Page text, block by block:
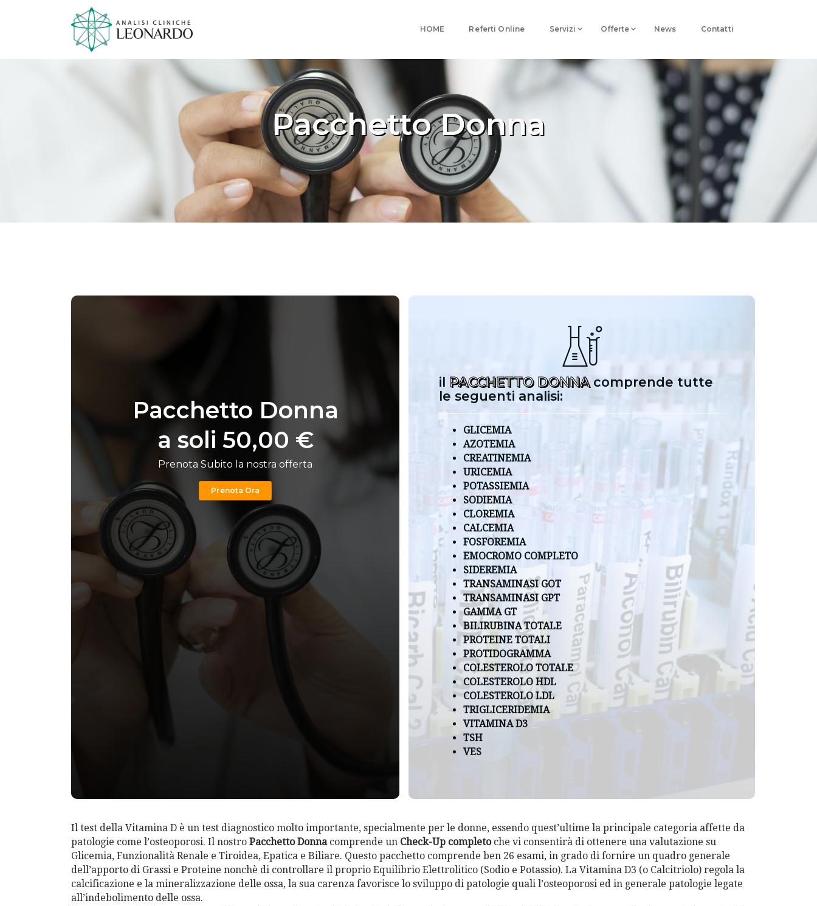
HOME Referti Online Servizi Offerte News Contatti
Pacchetto Donna
Pacchetto Donna
a soli 50,00 €
Prenota Subito la nostra offerta
Prenota Ora
il PACCHETTO DONNAcomprende tutte
le seguenti analisi:
GLICEMIA
AZOTEMIA
CREATINEMIA
URICEMIA
POTASSIEMIA
SODIEMIA
CLOREMIA
CALCEMIA
FOSFOREMIA
EMOCROMO COMPLETO
SIDEREMIA
TRANSAMINASI GOT
TRANSAMINASI GPT
GAMMA GT
BILIRUBINA TOTALE
PROTEINE TOTALI
PROTIDOGRAMMA
COLESTEROLO TOTALE
COLESTEROLO HDL
COLESTEROLO LDL
TRIGLICERIDEMIA
VITAMINA D3
TSH
VES
Il test della Vitamina D è un test diagnostico molto importante, specialmente per le donne, essendo quest’ultime la principale categoria affette da
patologie come l’osteoporosi. Il nostro Pacchetto Donnacomprende un Check-Up completoche vi consentirà di ottenere una valutazione su
Glicemia, Funzionalità Renale e Tiroidea, Epatica e Biliare. Questo pacchetto comprende ben 26 esami, in grado di fornire un quadro generale
dell’apporto di Grassi e Proteine nonchè di controllare il proprio Equilibrio Elettrolitico (Sodio e Potassio). La Vitamina D3 (o Calcitriolo) regola la
calcificazione e la mineralizzazione delle ossa, la sua carenza favorisce lo sviluppo di patologie quali l’osteoporosi ed in generale patologie legate
all’indebolimento delle ossa.